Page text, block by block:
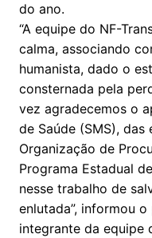
do ano.
“A equipe do NF-
calma, associando
humanista, dado o
consternada pela
vez agradecemos o
de Saúde (SMS), das
Organização de
Programa Estadual
nesse trabalho de
enlutada”, informou
integrante da equipe